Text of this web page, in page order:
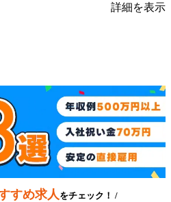
詳細を表示
すめ求人をチェック！ /